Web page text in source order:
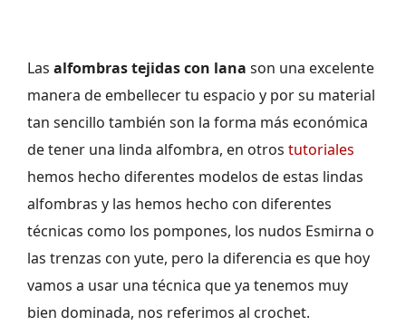
Las alfombras tejidas con lana son una excelente
manera de embellecer tu espacio y por su material
tan sencillo también son la forma más económica
de tener una linda alfombra, en otros tutoriales
hemos hecho diferentes modelos de estas lindas
alfombras y las hemos hecho con diferentes
técnicas como los pompones, los nudos Esmirna o
las trenzas con yute, pero la diferencia es que hoy
vamos a usar una técnica que ya tenemos muy
bien dominada, nos referimos al crochet.